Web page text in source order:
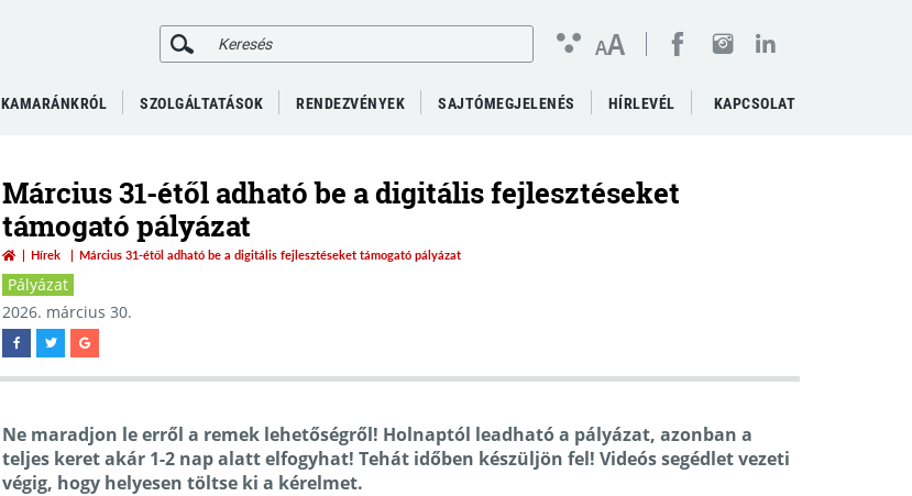
AA
KAMARÁNKRÓL SZOLGÁLTATÁSOK RENDEZVÉNYEK SAJTÓMEGJELENÉS HÍRLEVÉL KAPCSOLAT
Március 31-étől adható be a digitális fejlesztéseket
támogató pályázat
Hírek Március 31-étől adható be a digitális fejlesztéseket támogató pályázat
Pályázat
2026. március 30.
Ne maradjon le erről a remek lehetőségről! Holnaptól leadható a pályázat, azonban a
teljes keret akár 1-2 nap alatt elfogyhat! Tehát időben készüljön fel! Videós segédlet vezeti
végig, hogy helyesen töltse ki a kérelmet.